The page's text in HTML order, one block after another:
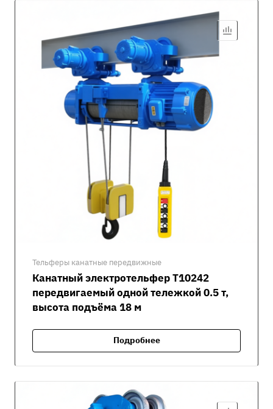
Тельферы канатные передвижные
Канатный электротельфер Т10242
передвигаемый одной тележкой 0.5 т,
высота подъёма 18 м
Подробнее